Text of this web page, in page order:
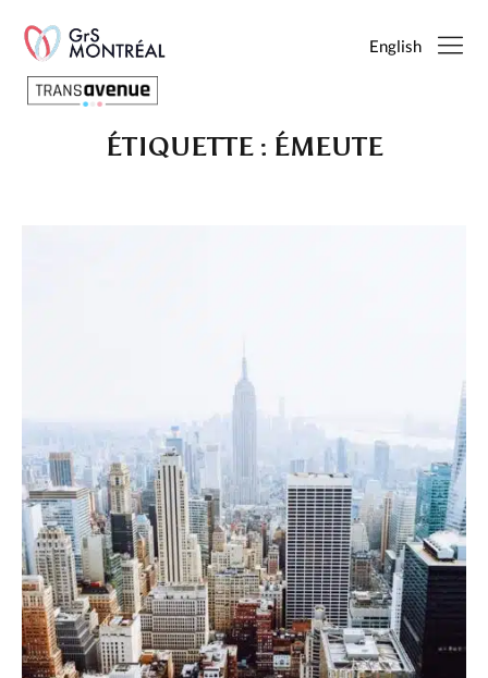
English
Français
Charte des commentaires et publications
Conditions d’utilisation
Nous contacter
Politique de confidentialité
ÉTIQUETTE : ÉMEUTE